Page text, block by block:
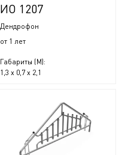
ИО 1207
Дендрофон
от 1 лет
Габариты (М):
1,3 x 0,7 x 2,1